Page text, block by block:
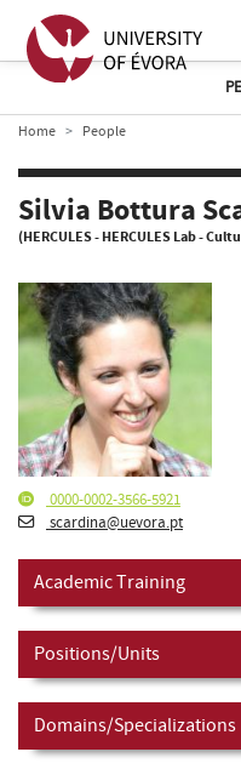
Home People
Silvia Bottura
(HERCULES - HERCULES Lab -
0000-0002-3566-5921
scardina@uevora.pt
Academic Training
Positions/Units
Domains/Specializations